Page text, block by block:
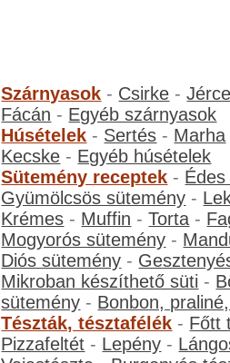
Szárnyasok - Csirke -
Fácán - Egyéb szárnyasok
Húsételek - Sertés - Marha
Kecske - Egyéb húsételek
Sütemény receptek -
Gyümölcsös sütemény -
Krémes - Muffin -Torta -
Mogyorós sütemény -
Diós sütemény -
Mikroban készíthető süti -
sütemény - Bonbon,
Tészták, tésztafélék - Főtt
Pizzafeltét - Lepény -